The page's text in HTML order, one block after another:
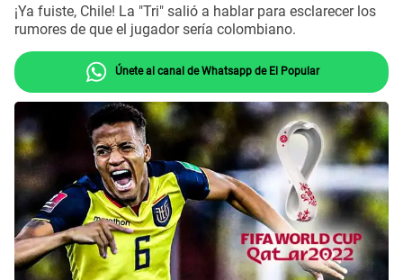
¡Ya fuiste, Chile! La "Tri" salió a hablar para esclarecer los
rumores de que el jugador sería colombiano.
Únete al canal de Whatsapp de El Popular